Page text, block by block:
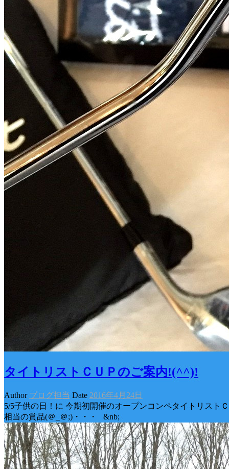
タイトリストＣＵＰのご案内!(^^)!
Author ブログ担当 Date 2016年4月24日
5/5子供の日！に 今期初開催のオープンコンペタイトリス
相当の賞品(＠_＠;)・・・ &nb;